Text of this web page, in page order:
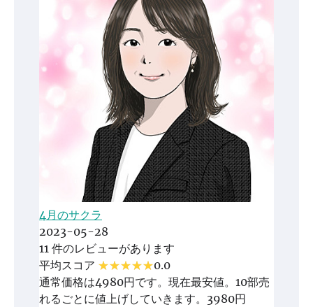
4月のサクラ
2023-05-28
11 件のレビューがあります
平均スコア
0.0
通常価格は4980円です。現在最安値。10部売
れるごとに値上げしていきます。3980円